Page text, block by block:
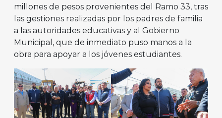
millones de pesos provenientes del Ramo 33, tras
las gestiones realizadas por los padres de familia
a las autoridades educativas y al Gobierno
Municipal, que de inmediato puso manos a la
obra para apoyar a los jóvenes estudiantes.